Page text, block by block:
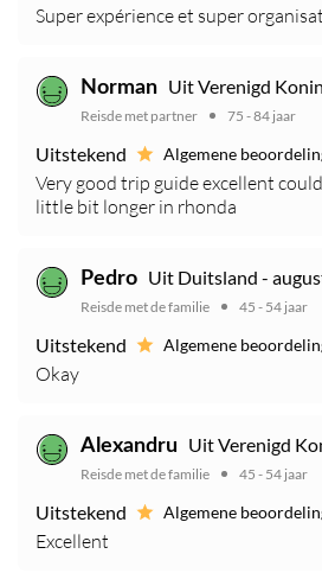
Super expérience et super
Norman Uit Verenigd
Reisde met partner 75 - 84 jaar
Uitstekend Algemene
Very good trip guide excellent
little bit longer in rhonda
Pedro Uit Duitsland -
Reisde met de familie 45 - 54 jaar
Uitstekend Algemene
Okay
Alexandru Uit Verenigd
Reisde met de familie 45 - 54 jaar
Uitstekend Algemene
Excellent